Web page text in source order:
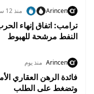
Arincen منذ 12 ساعة
ترامب: اتفاق إنهاء
النفط مرشحة للهبوط
Arincen منذ يوم
فائدة الرهن العقاري
وتضغط على الطلب